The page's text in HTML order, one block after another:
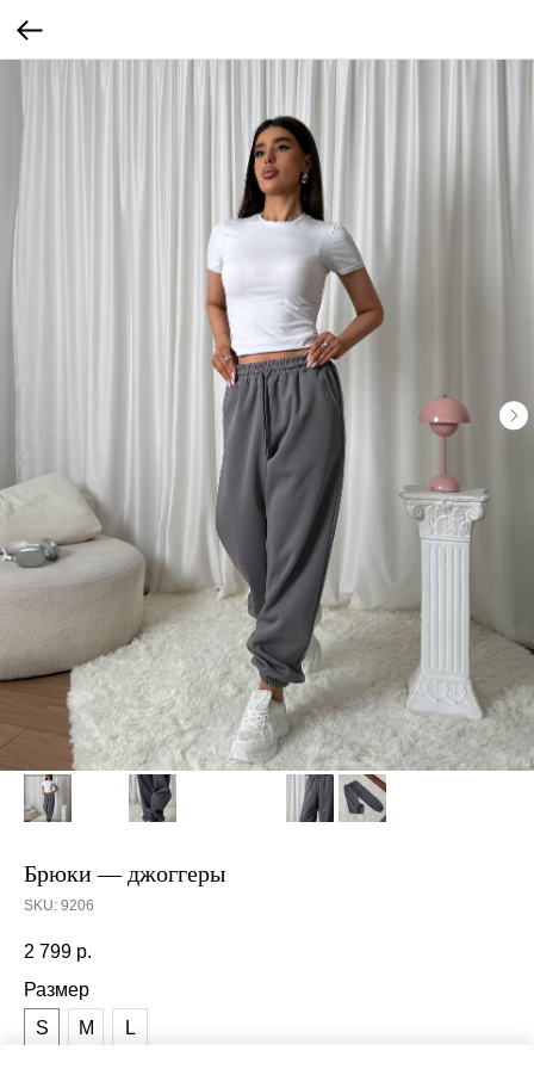
Брюки — джоггеры
SKU: 9206
2 799 р.
Размер
S
M L